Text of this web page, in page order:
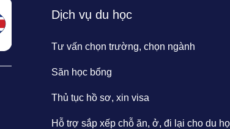
Dịch vụ du học
Tư vấn chọn trường, chọn ngành
Săn học bổng
Thủ tục hồ sơ, xin visa
Hỗ trợ sắp xếp chỗ ăn, ở, đi lại cho du